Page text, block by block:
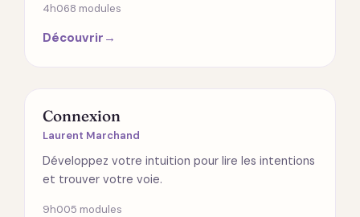
4h068 modules
Découvrir →
RELATIONS
Connexion
Laurent Marchand
Développez votre intuition pour lire les intentions
et trouver votre voie.
9h005 modules